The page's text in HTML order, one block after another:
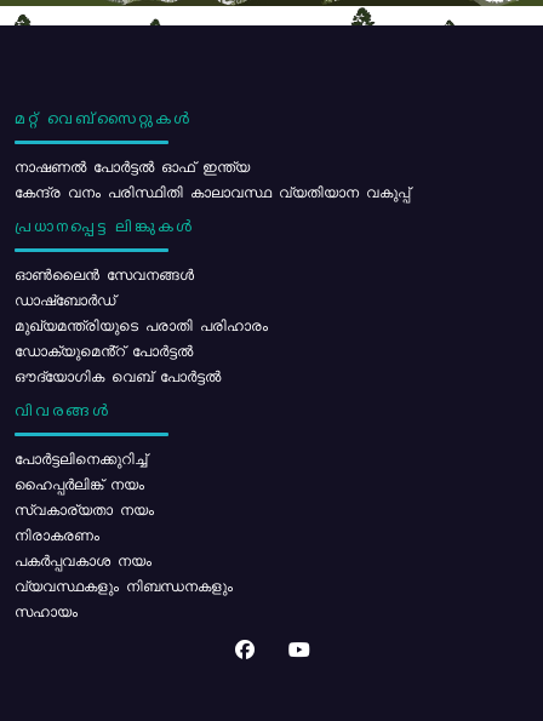
മറ്റ് വെബ്സൈറ്റുകൾ
നാഷണൽ പോർട്ടൽ ഓഫ് ഇന്ത്യ
കേന്ദ്ര വനം പരിസ്ഥിതി കാലാവസ്ഥ വ്യതിയാന വകുപ്പ്
പ്രധാനപ്പെട്ട ലിങ്കുകൾ
ഓൺലൈൻ സേവനങ്ങൾ
ഡാഷ്ബോർഡ്
മുഖ്യമന്ത്രിയുടെ പരാതി പരിഹാരം
ഡോക്യുമെൻ്റ് പോർട്ടൽ
ഔദ്യോഗിക വെബ് പോർട്ടൽ
വിവരങ്ങൾ
പോര്‍ട്ടലിനെക്കുറിച്ച്
ഹൈപ്പർലിങ്ക് നയം
സ്വകാര്യതാ നയം
നിരാകരണം
പകർപ്പവകാശ നയം
വ്യവസ്ഥകളും നിബന്ധനകളും
സഹായം